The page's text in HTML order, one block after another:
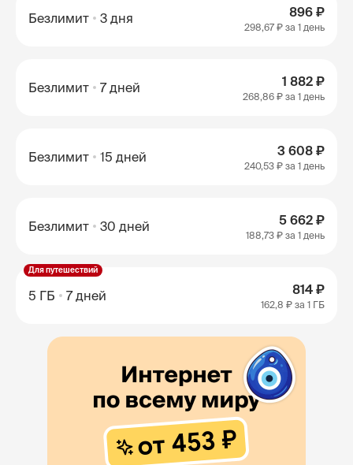
Безлимит 3 дня 896 ₽
298,67 ₽ за 1 день
Безлимит 7 дней 1 882 ₽
268,86 ₽ за 1 день
Безлимит 15 дней 3 608 ₽
240,53 ₽ за 1 день
Безлимит 30 дней 5 662 ₽
188,73 ₽ за 1 день
Для путешествий
5 ГБ 7 дней 814 ₽
162,8 ₽ за 1 ГБ